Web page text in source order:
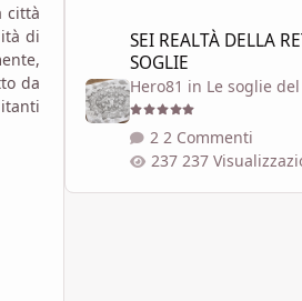
città
di
da
SEI REALTÀ DELLA
SOGLIE
Hero81 in Le soglie del
2 Commenti
237